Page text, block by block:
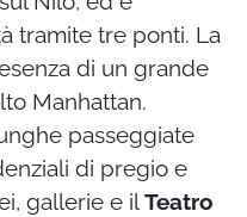
tramite tre ponti. La
di un grande
Manhattan.
passeggiate
di pregio e
gallerie e ilTeatro